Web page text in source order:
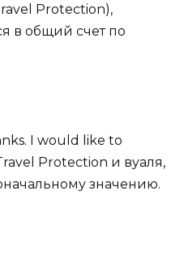
Protection),
в общий счет по
I would like to
Protection и вуаля,
значению.